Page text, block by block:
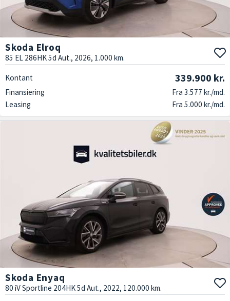
Skoda Elroq
85 EL 286HK 5d Aut., 2026, 1.000 km.
Kontant 339.900 kr.
Finansiering
Fra 3.577 kr./md.
Leasing
Fra 5.000 kr./md.
Skoda Enyaq
80 iV Sportline 204HK 5d Aut., 2022, 120.000 km.